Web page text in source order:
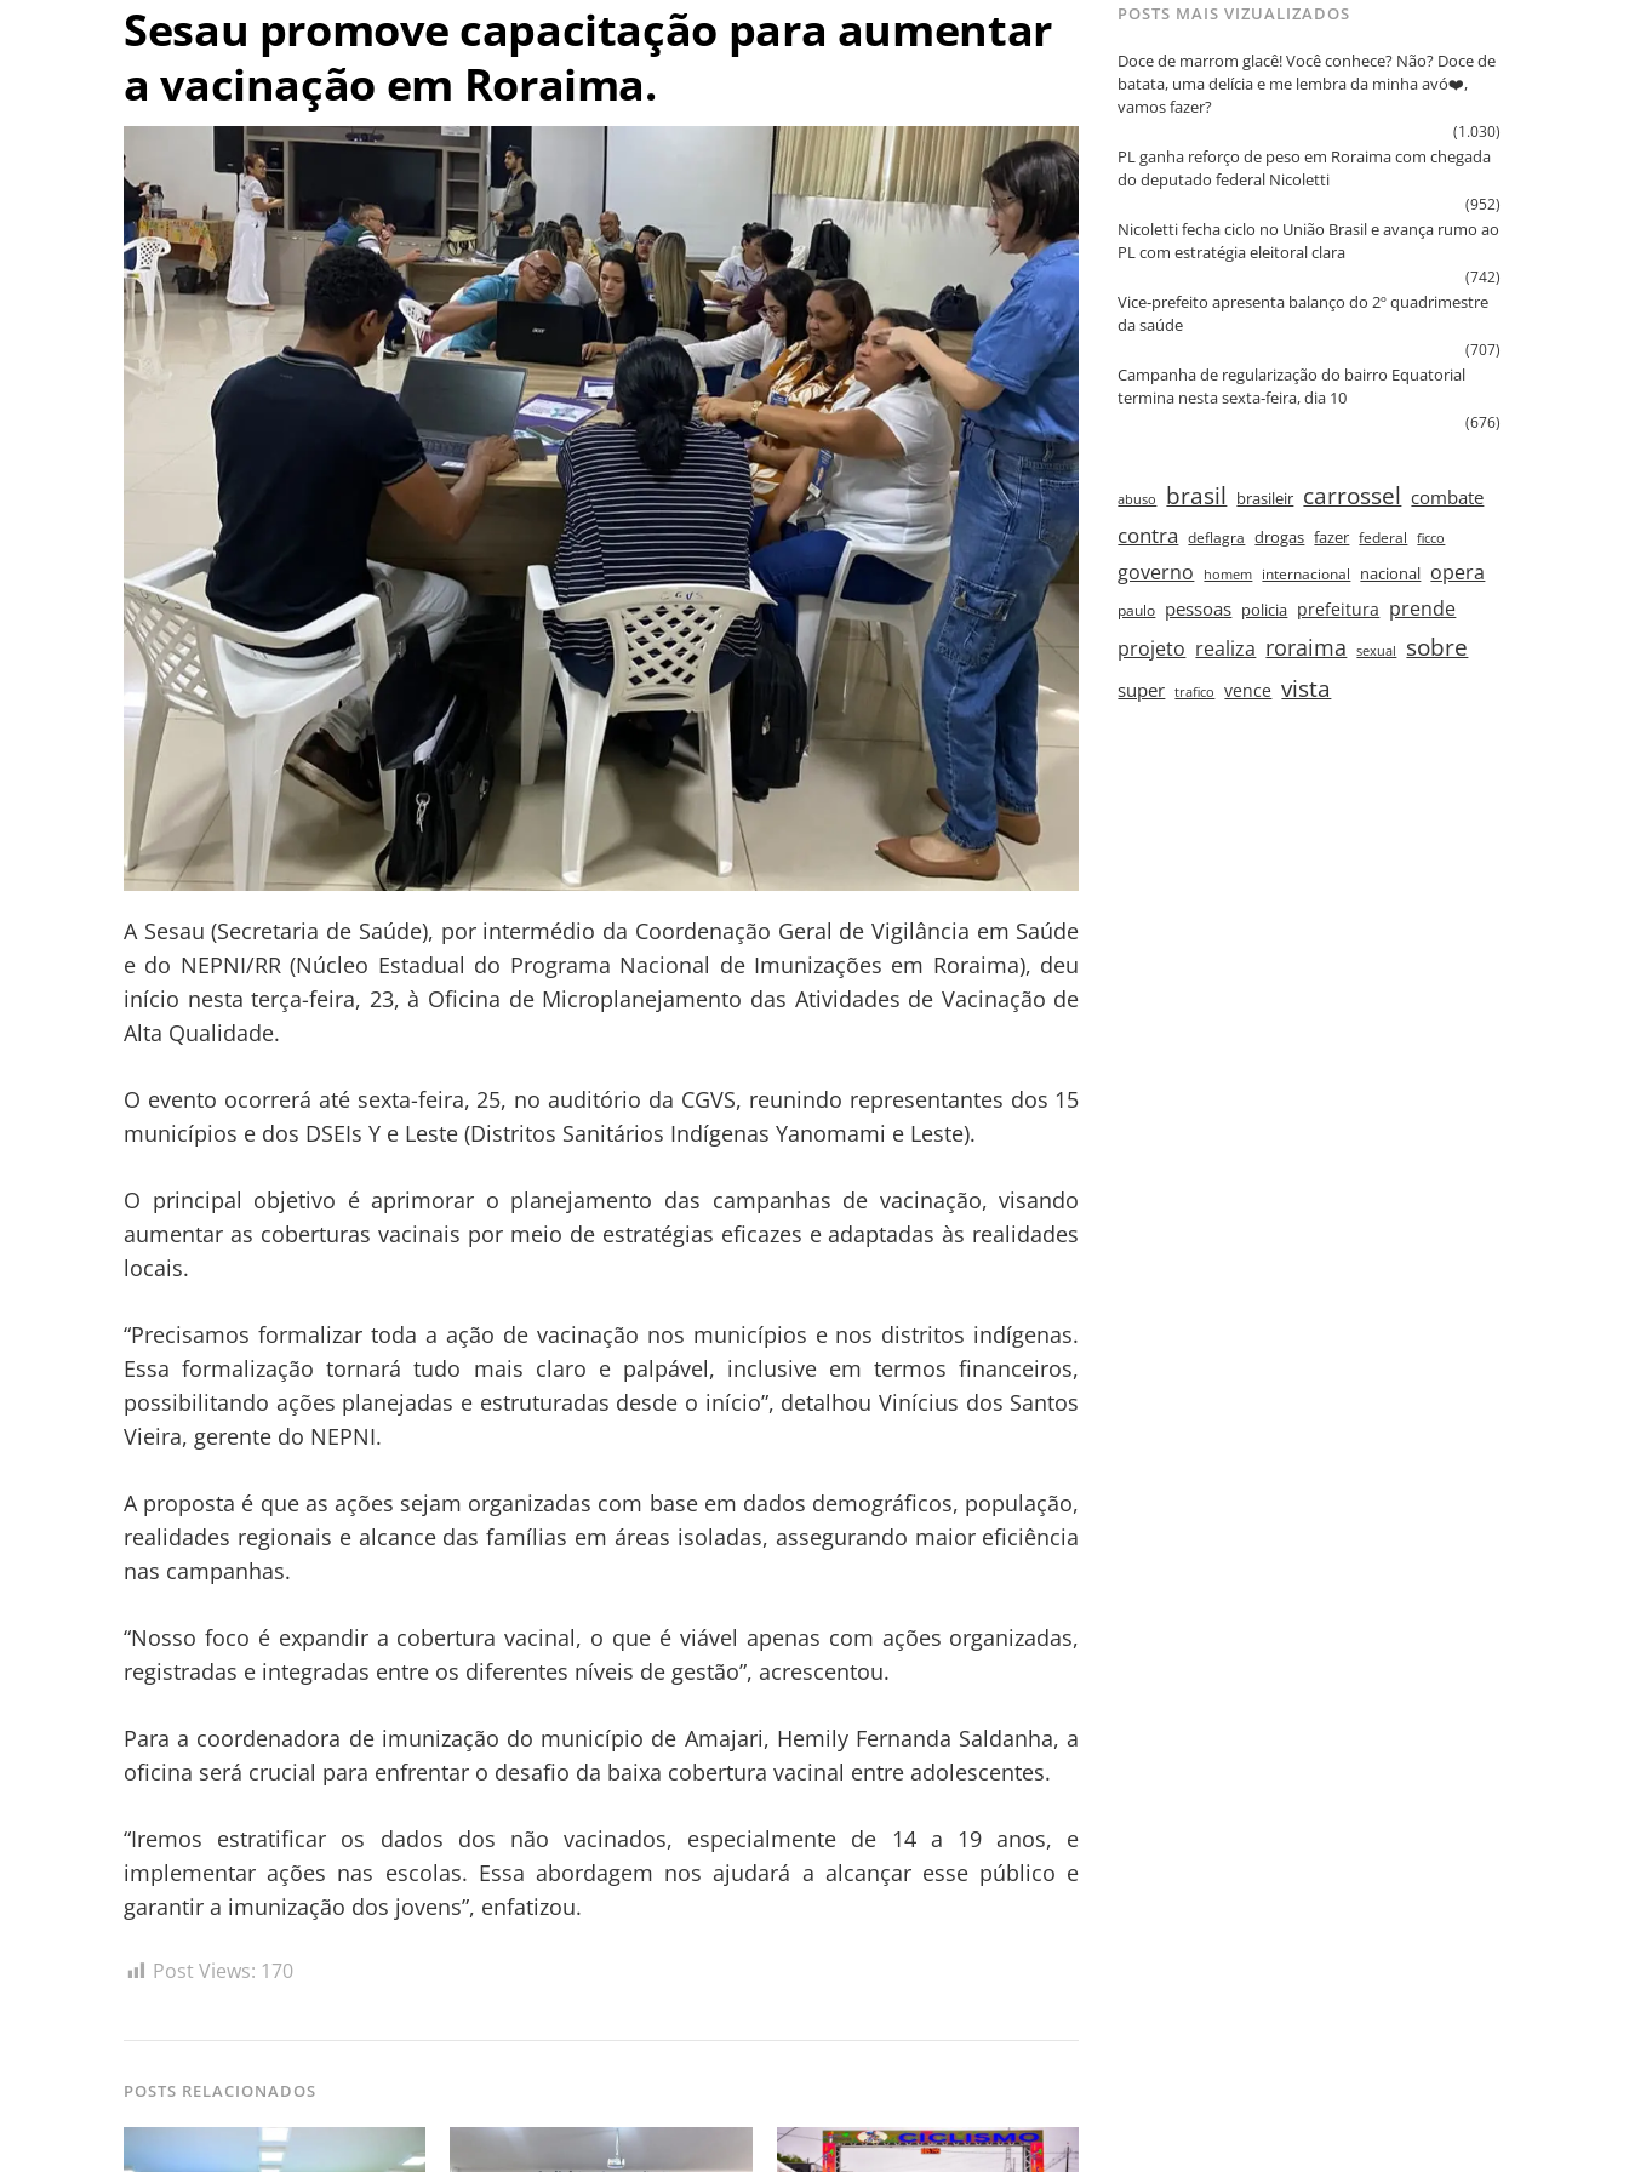
Sesau promove capacitação para aumentar
a vacinação em Roraima.
A Sesau (Secretaria de Saúde), por intermédio da Coordenação Geral de Vigilância em Saúde
e do NEPNI/RR (Núcleo Estadual do Programa Nacional de Imunizações em Roraima), deu
início nesta terça-feira, 23, à Oficina de Microplanejamento das Atividades de Vacinação de
Alta Qualidade.
O evento ocorrerá até sexta-feira, 25, no auditório da CGVS, reunindo representantes dos 15
municípios e dos DSEIs Y e Leste (Distritos Sanitários Indígenas Yanomami e Leste).
O principal objetivo é aprimorar o planejamento das campanhas de vacinação, visando
aumentar as coberturas vacinais por meio de estratégias eficazes e adaptadas às realidades
locais.
“Precisamos formalizar toda a ação de vacinação nos municípios e nos distritos indígenas.
Essa formalização tornará tudo mais claro e palpável, inclusive em termos financeiros,
possibilitando ações planejadas e estruturadas desde o início”, detalhou Vinícius dos Santos
Vieira, gerente do NEPNI.
A proposta é que as ações sejam organizadas com base em dados demográficos, população,
realidades regionais e alcance das famílias em áreas isoladas, assegurando maior eficiência
nas campanhas.
“Nosso foco é expandir a cobertura vacinal, o que é viável apenas com ações organizadas,
registradas e integradas entre os diferentes níveis de gestão”, acrescentou.
Para a coordenadora de imunização do município de Amajari, Hemily Fernanda Saldanha, a
oficina será crucial para enfrentar o desafio da baixa cobertura vacinal entre adolescentes.
“Iremos estratificar os dados dos não vacinados, especialmente de 14 a 19 anos, e
implementar ações nas escolas. Essa abordagem nos ajudará a alcançar esse público e
garantir a imunização dos jovens”, enfatizou.
Post Views: 170
POSTS RELACIONADOS
Navegação
POSTS MAIS VIZUALIZADOS
Doce de marrom glacê! Você conhece? Não? Doce de
batata, uma delícia e me lembra da minha avó❤️,
vamos fazer?
(1.030)
PL ganha reforço de peso em Roraima com chegada
do deputado federal Nicoletti
(952)
Nicoletti fecha ciclo no União Brasil e avança rumo ao
PL com estratégia eleitoral clara
(742)
Vice‑prefeito apresenta balanço do 2º quadrimestre
da saúde
(707)
Campanha de regularização do bairro Equatorial
termina nesta sexta‑feira, dia 10
(676)
abuso brasil brasileir carrossel combate
contra deflagra drogas fazer federal ficco
governo homem internacional nacional opera
paulo pessoas policia prefeitura prende
projeto realiza roraima sexual sobre
super trafico vence vista